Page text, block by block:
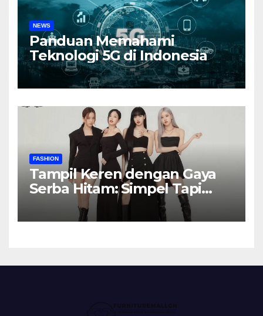
NEWS
Panduan Memahami
Teknologi 5G di Indonesia
FASHION
Tampil Keren dengan Gaya
Serba Hitam: Simpel Tapi